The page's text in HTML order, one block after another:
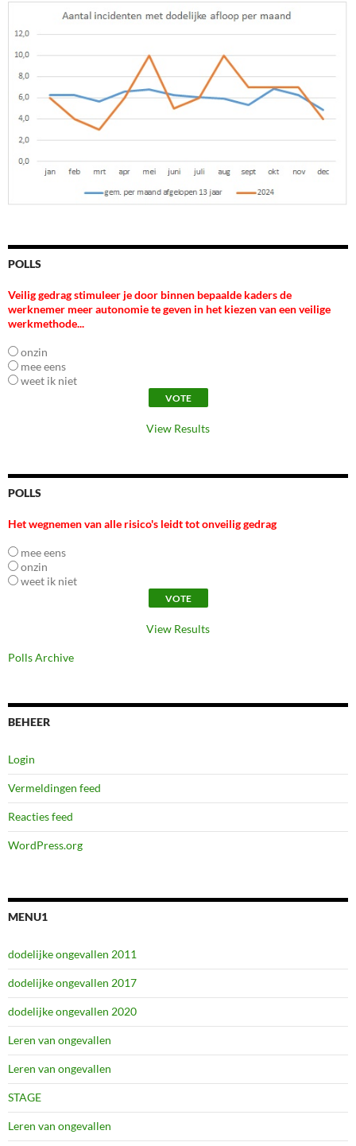
POLLS
Veilig gedrag stimuleer je door binnen bepaalde kaders de
werknemer meer autonomie te geven in het kiezen van een veilige
werkmethode...
onzin
mee eens
weet ik niet
View Results
POLLS
Het wegnemen van alle risico's leidt tot onveilig gedrag
mee eens
onzin
weet ik niet
View Results
Polls Archive
BEHEER
Login
Vermeldingen feed
Reacties feed
WordPress.org
MENU1
dodelijke ongevallen 2011
dodelijke ongevallen 2017
dodelijke ongevallen 2020
Leren van ongevallen
Leren van ongevallen
STAGE
Leren van ongevallen